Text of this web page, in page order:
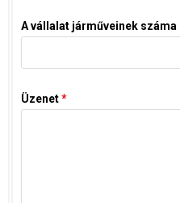
A vállalat járműveinek száma
Üzenet*